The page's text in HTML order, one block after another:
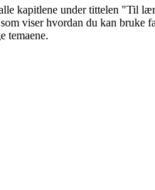
kapitlene under tittelen "Til
viser hvordan du kan bruke
temaene.